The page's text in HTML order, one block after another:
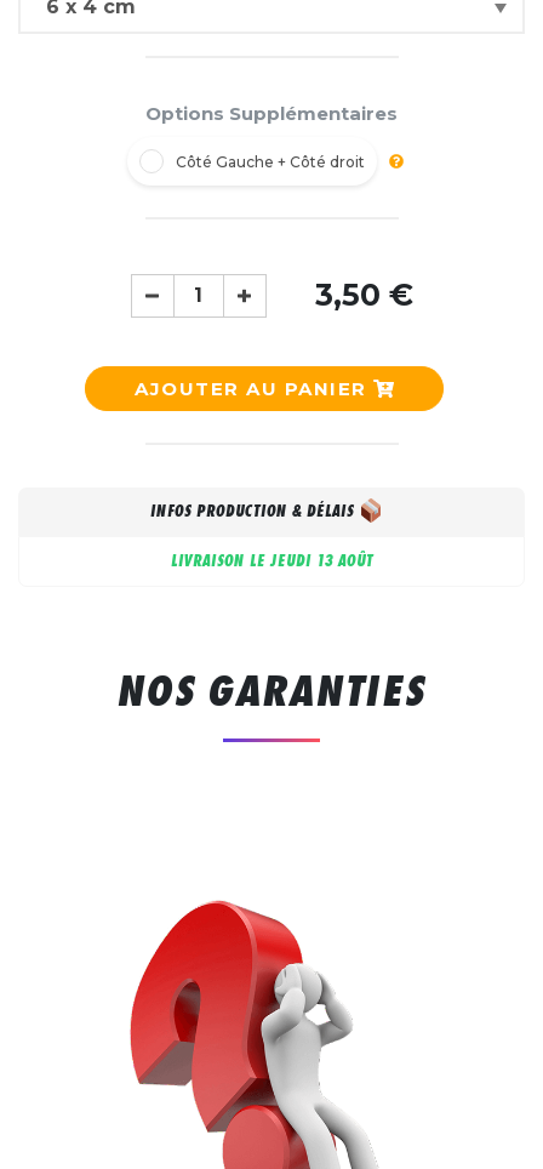
Options Supplémentaires
Côté Gauche + Côté droit
3,50 €
AJOUTER AU PANIER
INFOS PRODUCTION & DÉLAIS
LIVRAISON LEJEUDI 13 AOÛT
NOS GARANTIES